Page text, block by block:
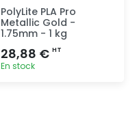
PolyLite PLA Pro
Metallic Gold -
1.75mm - 1 kg
28,88 € HT
En stock